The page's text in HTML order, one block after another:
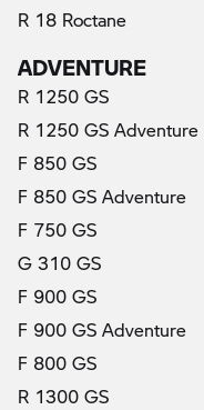
R 18 Roctane
ADVENTURE
R 1250 GS
R 1250 GS Adventure
F 850 GS
F 850 GS Adventure
F 750 GS
G 310 GS
F 900 GS
F 900 GS Adventure
F 800 GS
R 1300 GS